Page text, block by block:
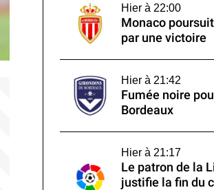
Hier à 22:00
Monaco
par une victoire
Hier à 21:42
Fumée noire
Bordeaux
Hier à 21:17
Le patron de la
justifie la fin du